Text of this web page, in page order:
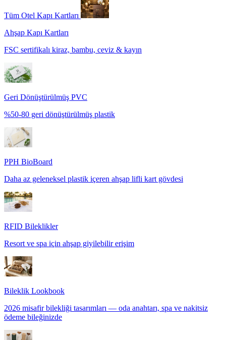
Tüm Otel Kapı Kartları
Ahşap Kapı Kartları
FSC sertifikalı kiraz, bambu, ceviz & kayın
Geri Dönüştürülmüş PVC
%50-80 geri dönüştürülmüş plastik
PPH BioBoard
Daha az geleneksel plastik içeren ahşap lifli kart gövdesi
RFID Bileklikler
Resort ve spa için ahşap giyilebilir erişim
Bileklik Lookbook
2026 misafir bilekliği tasarımları — oda anahtarı, spa ve nakitsiz
ödeme bileğinizde